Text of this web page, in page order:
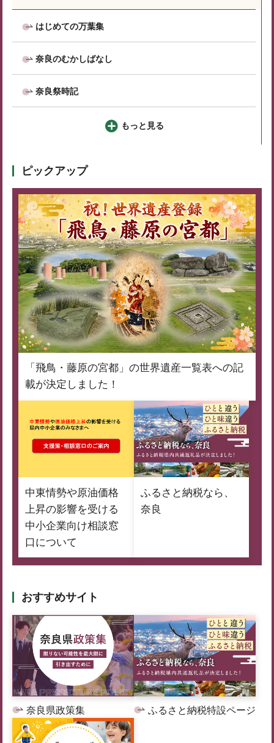
はじめての万葉集
奈良のむかしばなし
奈良祭時記
もっと見る
ピックアップ
「飛鳥・藤原の宮都」の世界遺産一覧表への記
載が決定しました！
中東情勢や原油価格
上昇の影響を受ける
中小企業向け相談窓
口について
ふるさと納税なら、
奈良
おすすめサイト
奈良県政策集 ふるさと納税特設ページ